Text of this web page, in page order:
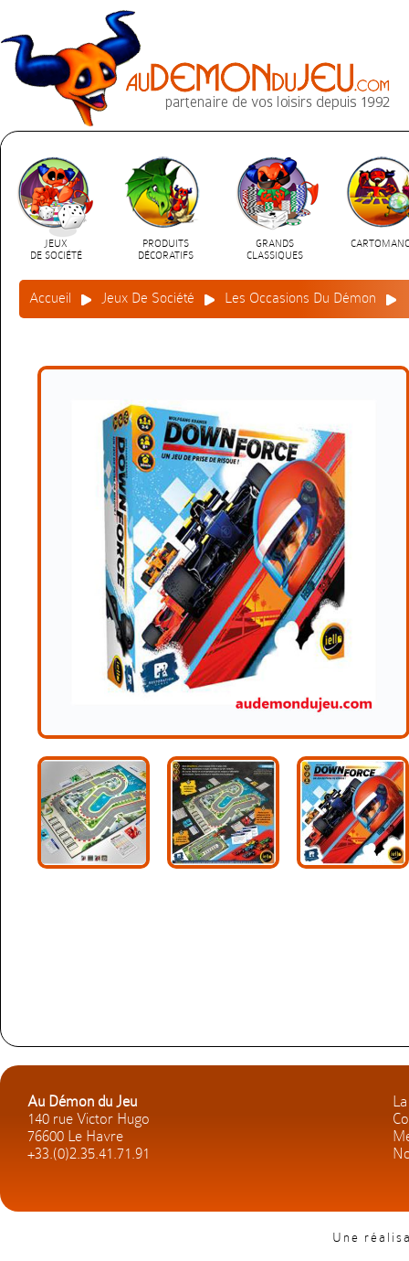
JEUX
DE SOCIÉTÉ
PRODUITS
DÉCORATIFS
GRANDS
CLASSIQUES
Accueil Jeux De Société Les Occasions Du Démon
Au Démon du Jeu
140 rue Victor Hugo
76600 Le Havre
+33.(0)2.35.41.71.91
Une